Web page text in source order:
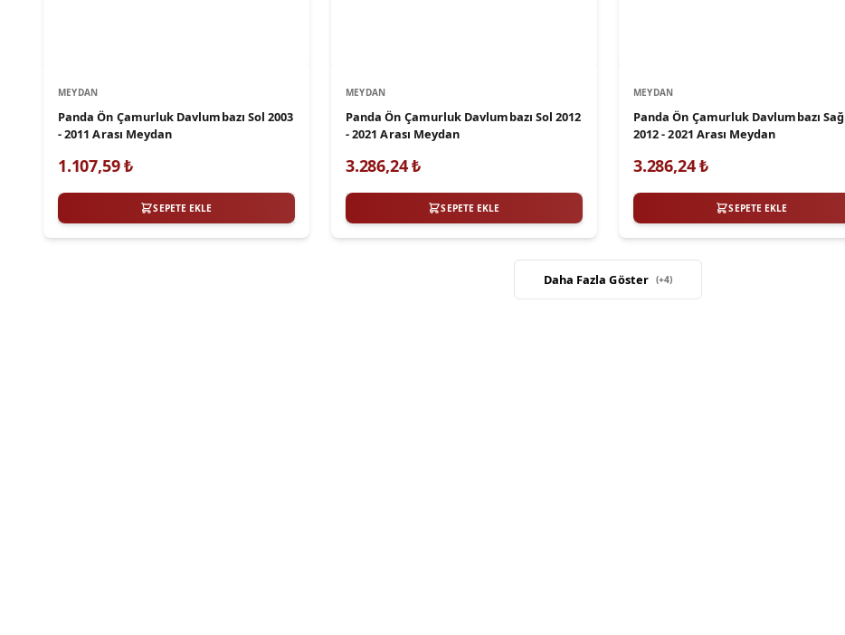
MEYDAN
Panda Ön Çamurluk Davlumbazı Sol 2003
- 2011 Arası Meydan
1.107,59₺
SEPETE EKLE
MEYDAN
Panda Ön Çamurluk Davlumbazı Sol 2012
- 2021 Arası Meydan
3.286,24₺
SEPETE EKLE
MEYDAN
Panda Ön Çamurluk Davlumbazı Sağ
2012 - 2021 Arası Meydan
3.286,24₺
SEPETE EKLE
Daha Fazla Göster (+4)